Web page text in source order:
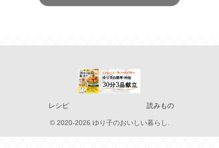
レシピ 読みもの
© 2020-2026 ゆり子のおいしい暮らし.